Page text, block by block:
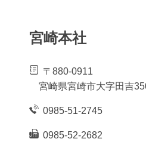
宮崎本社
〒880-0911
宮崎県宮崎市大字田吉
0985-51-2745
0985-52-2682